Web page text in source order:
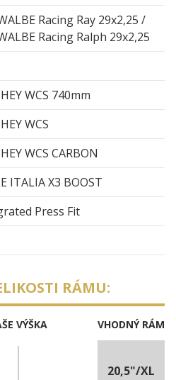
Racing Ray 29x2,25 /
Racing Ralph 29x2,25
WCS 740mm
WCS
WCS CARBON
ITALIA X3 BOOST
Press Fit
RÁMU:
VÝŠKA VHODNÝ RÁM
20,5"/XL